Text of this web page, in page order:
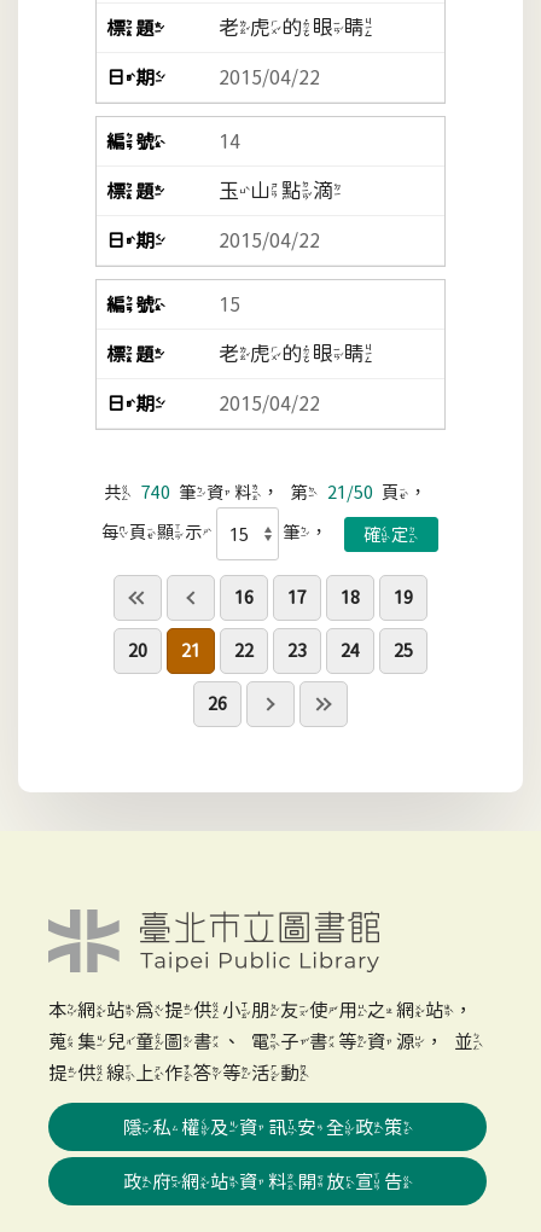
老虎的眼睛
2015/04/22
14
玉山點滴
2015/04/22
15
老虎的眼睛
2015/04/22
共 740 筆資料，第 21/50 頁，
每頁顯示 筆，
16 17 18 19
20 21 22 23 24 25
26
本網站為提供小朋友使用之網站，
蒐集兒童圖書、電子書等資源，並
提供線上作答等活動
隱私權及資訊安全政策
政府網站資料開放宣告